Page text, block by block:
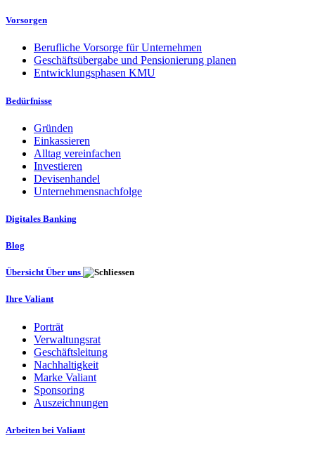
Vorsorgen
Berufliche Vorsorge für Unternehmen
Geschäftsübergabe und Pensionierung planen
Entwicklungsphasen KMU
Bedürfnisse
Gründen
Einkassieren
Alltag vereinfachen
Investieren
Devisenhandel
Unternehmensnachfolge
Digitales Banking
Blog
Übersicht Über uns
Ihre Valiant
Porträt
Verwaltungsrat
Geschäftsleitung
Nachhaltigkeit
Marke Valiant
Sponsoring
Auszeichnungen
Arbeiten bei Valiant